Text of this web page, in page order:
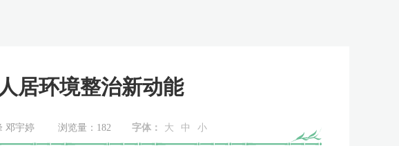
居环境整治新动能
邓宇婷 浏览量： 182 字体： 大 中 小